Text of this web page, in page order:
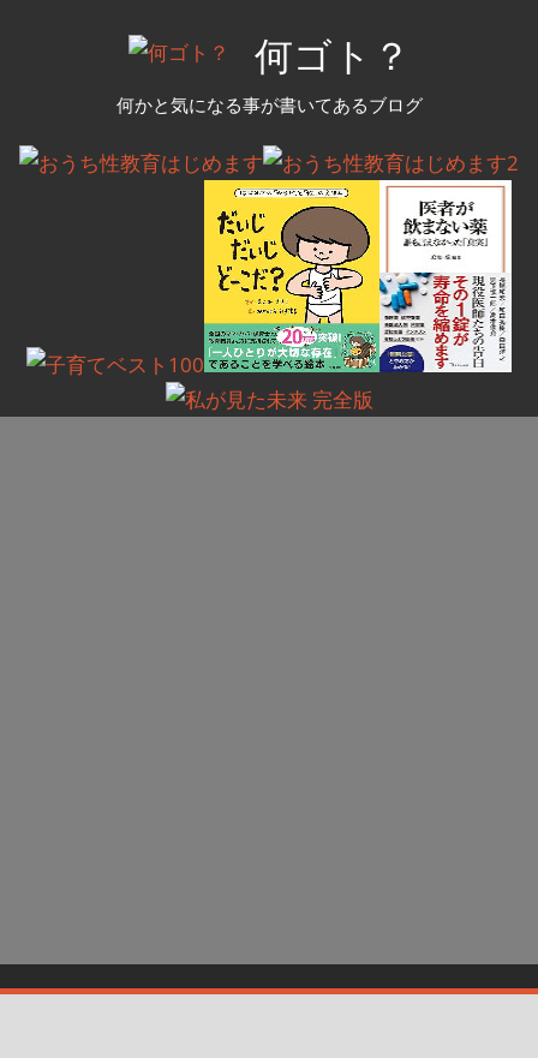
ツ
何ゴト？
何かと気になる事が書いてあるブログ